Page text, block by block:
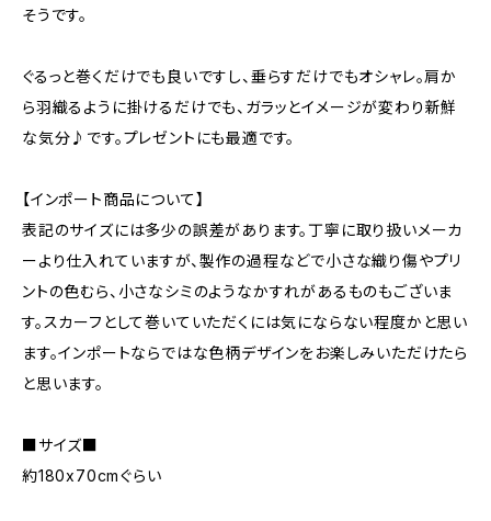
そうです。
ぐるっと巻くだけでも良いですし、垂らすだけでもオシャレ。肩か
ら羽織るように掛けるだけでも、ガラッとイメージが変わり新鮮
な気分♪です。プレゼントにも最適です。
【インポート商品について】
表記のサイズには多少の誤差があります。丁寧に取り扱いメーカ
ーより仕入れていますが、製作の過程などで小さな織り傷やプリ
ントの色むら、小さなシミのようなかすれがあるものもございま
す。スカーフとして巻いていただくには気にならない程度かと思い
ます。インポートならではな色柄デザインをお楽しみいただけたら
と思います。
■サイズ■
約180x70cmぐらい